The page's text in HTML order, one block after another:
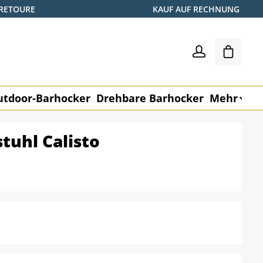
KAUF AUF RECHNUNG
Barhocker Drehbare Barhocker Mehr
Calisto